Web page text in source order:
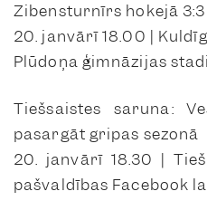
Zibensturnīrs hokejā 3:3
20. janvārī 18.00 |
Plūdoņa ģimnāzijas
Tiešsaistes saruna:
pasargāt gripas sezonā
20. janvārī 18.30 |
pašvaldības Facebook